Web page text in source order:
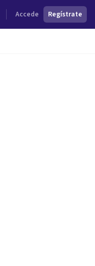
Accede Regístrate